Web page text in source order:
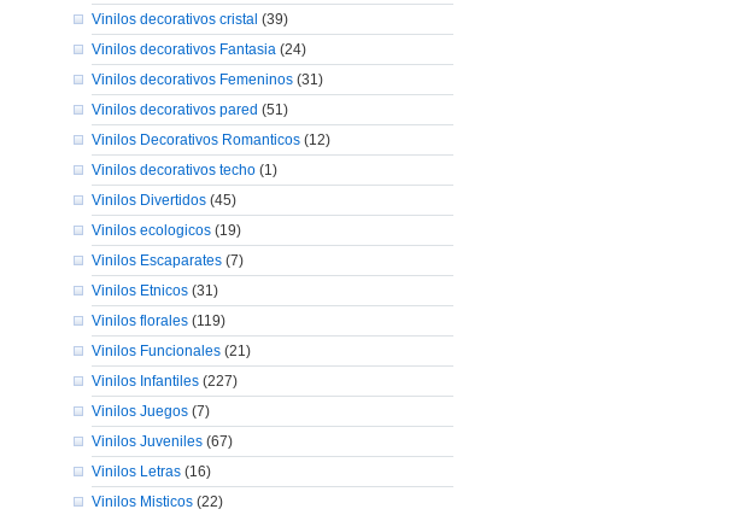
Vinilos decorativos cristal (39)
Vinilos decorativos Fantasia (24)
Vinilos decorativos Femeninos (31)
Vinilos decorativos pared (51)
Vinilos Decorativos Romanticos (12)
Vinilos decorativos techo (1)
Vinilos Divertidos (45)
Vinilos ecologicos (19)
Vinilos Escaparates (7)
Vinilos Etnicos (31)
Vinilos florales (119)
Vinilos Funcionales (21)
Vinilos Infantiles (227)
Vinilos Juegos (7)
Vinilos Juveniles (67)
Vinilos Letras (16)
Vinilos Misticos (22)